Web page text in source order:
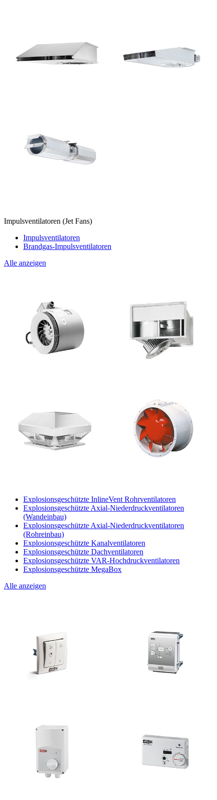
Impulsventilatoren (Jet Fans)
Impulsventilatoren
Brandgas-Impulsventilatoren
Alle anzeigen
Explosionsgeschützte InlineVent Rohrventilatoren
Explosionsgeschützte Axial-Niederdruckventilatoren
(Wandeinbau)
Explosionsgeschützte Axial-Niederdruckventilatoren
(Rohreinbau)
Explosionsgeschützte Kanalventilatoren
Explosionsgeschützte Dachventilatoren
Explosionsgeschützte VAR-Hochdruckventilatoren
Explosionsgeschützte MegaBox
Alle anzeigen